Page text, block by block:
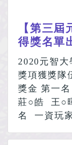
【第三屆
得獎名單
2020元智大
獎項獲獎隊
獎金 第一名 我想不到 一機在手 通行無阻
莊○皓 王○暉 張○澤
名 一資玩